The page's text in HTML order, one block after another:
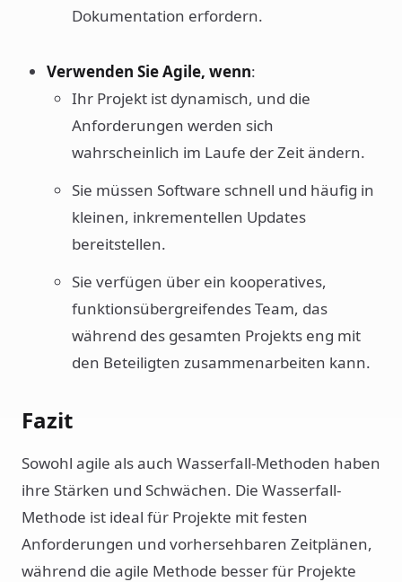
Dokumentation erfordern.
Verwenden Sie Agile, wenn:
Ihr Projekt ist dynamisch, und die
Anforderungen werden sich
wahrscheinlich im Laufe der Zeit ändern.
Sie müssen Software schnell und häufig in
kleinen, inkrementellen Updates
bereitstellen.
Sie verfügen über ein kooperatives,
funktionsübergreifendes Team, das
während des gesamten Projekts eng mit
den Beteiligten zusammenarbeiten kann.
Fazit
Sowohl agile als auch Wasserfall-Methoden haben
ihre Stärken und Schwächen. Die Wasserfall-
Methode ist ideal für Projekte mit festen
Anforderungen und vorhersehbaren Zeitplänen,
während die agile Methode besser für Projekte